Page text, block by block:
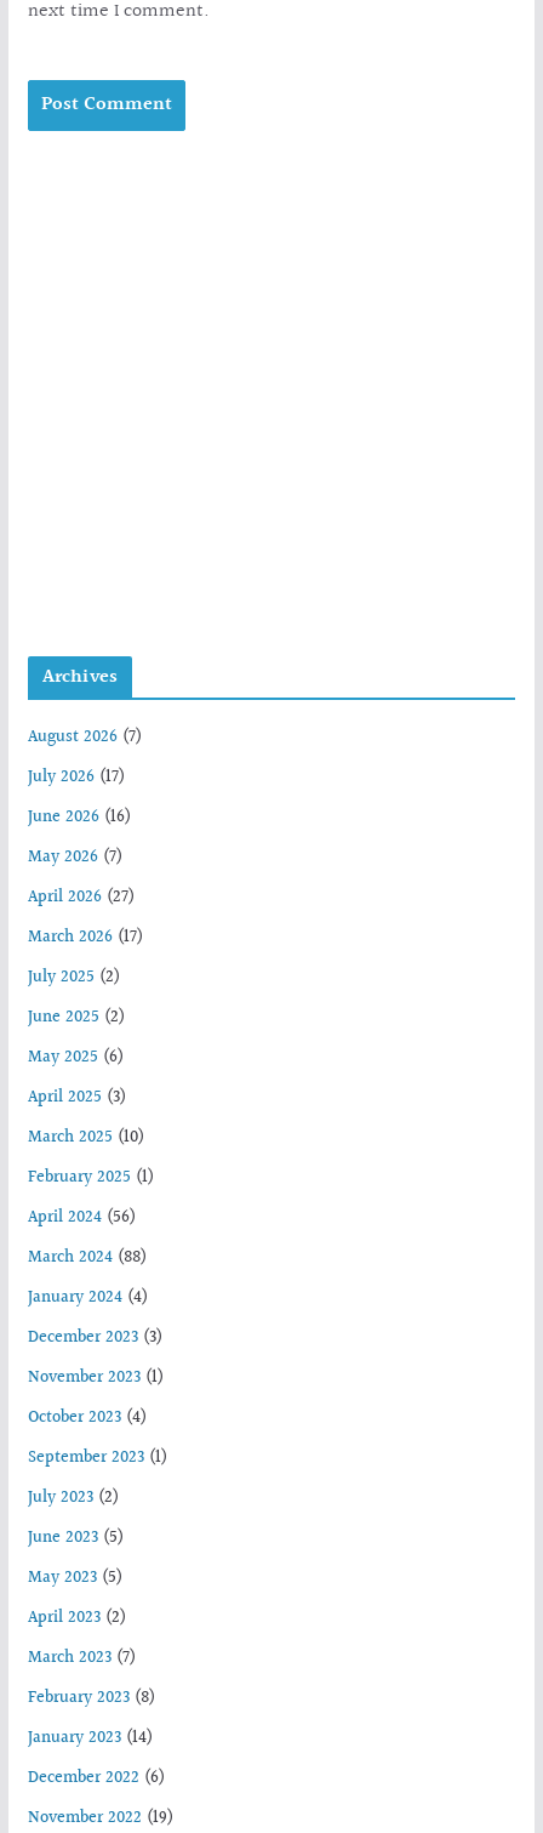
next time I comment.
Archives
August 2026(7)
July 2026(17)
June 2026(16)
May 2026(7)
April 2026(27)
March 2026(17)
July 2025 (2)
June 2025 (2)
May 2025 (6)
April 2025 (3)
March 2025 (10)
February 2025 (1)
April 2024(56)
March 2024(88)
January 2024(4)
December 2023(3)
November 2023(1)
October 2023(4)
September 2023(1)
July 2023(2)
June 2023(5)
May 2023(5)
April 2023(2)
March 2023(7)
February 2023(8)
January 2023(14)
December 2022 (6)
November 2022 (19)